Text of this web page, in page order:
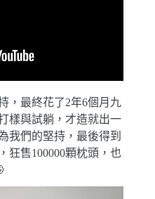
，最終花了2年6個月九
樣與試躺，才造就出一
我們的堅持，最後得到
狂售100000顆枕頭，也